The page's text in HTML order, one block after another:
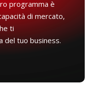
programma è
di mercato,
ti
del tuo business.